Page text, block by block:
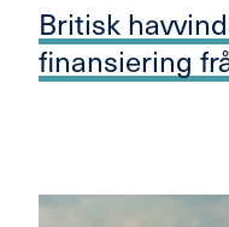
Britisk
finansiering